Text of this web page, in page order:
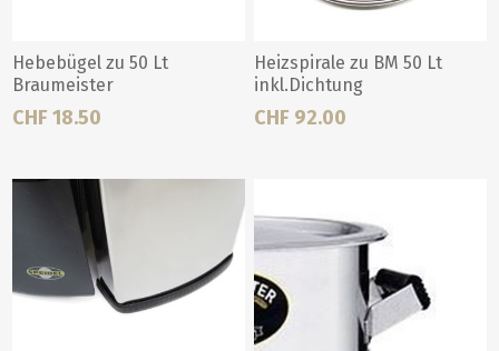
Hebebügel zu 50 Lt
Braumeister
CHF 18.50
Heizspirale zu BM 50 Lt
inkl.Dichtung
CHF 92.00